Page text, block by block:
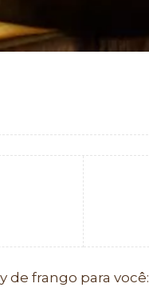
de frango para você: